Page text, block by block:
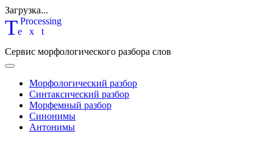
Загрузка...
Text
Processing
Сервис морфологического разбора слов
Морфологический разбор
Синтаксический разбор
Морфемный разбор
Синонимы
Антонимы